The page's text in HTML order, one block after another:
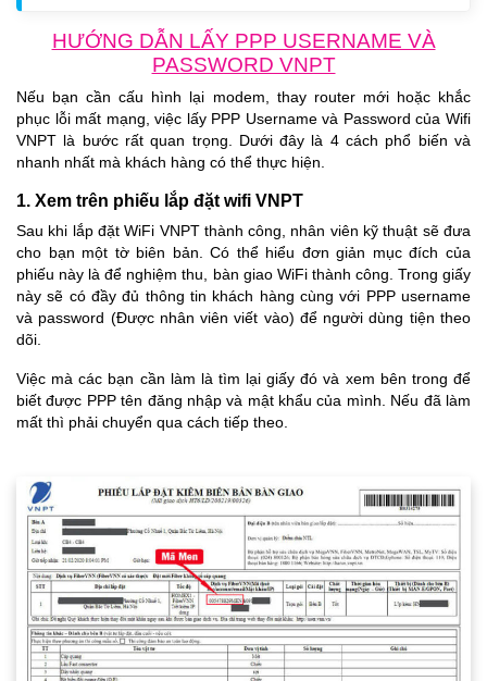
HƯỚNG DẪN LẤY PPP USERNAME VÀ
PASSWORD VNPT
Nếu bạn cần cấu hình lại modem, thay router mới hoặc khắc
phục lỗi mất mạng, việc lấy PPP Username và Password của Wifi
VNPT là bước rất quan trọng. Dưới đây là 4 cách phổ biến và
nhanh nhất mà khách hàng có thể thực hiện.
1. Xem trên phiếu lắp đặt wifi VNPT
Sau khi lắp đặt WiFi VNPT thành công, nhân viên kỹ thuật sẽ đưa
cho bạn một tờ biên bản. Có thể hiểu đơn giản mục đích của
phiếu này là để nghiệm thu, bàn giao WiFi thành công. Trong giấy
này sẽ có đầy đủ thông tin khách hàng cùng với PPP username
và password (Được nhân viên viết vào) để người dùng tiện theo
dõi.
Việc mà các bạn cần làm là tìm lại giấy đó và xem bên trong để
biết được PPP tên đăng nhập và mật khẩu của mình. Nếu đã làm
mất thì phải chuyển qua cách tiếp theo.